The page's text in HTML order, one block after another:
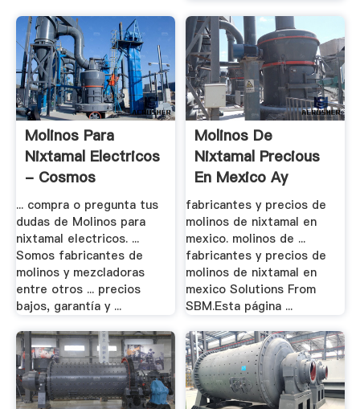
Molinos Para
Nixtamal Electricos
- Cosmos
... compra o pregunta tus
dudas de Molinos para
nixtamal electricos. ...
Somos fabricantes de
molinos y mezcladoras
entre otros ... precios
bajos, garantía y ...
Molinos De
Nixtamal Precious
En Mexico Ay
fabricantes y precios de
molinos de nixtamal en
mexico. molinos de ...
fabricantes y precios de
molinos de nixtamal en
mexico Solutions From
SBM.Esta página ...